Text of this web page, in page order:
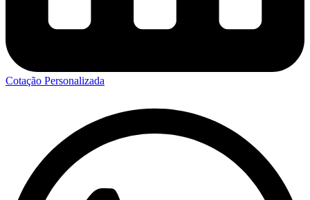
Cotação Personalizada